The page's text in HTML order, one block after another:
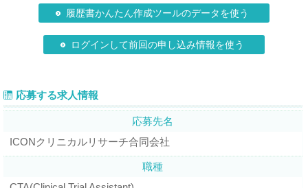
履歴書かんたん作成ツールのデータを使う
ログインして前回の申し込み情報を使う
応募する求人情報
応募先名
ICONクリニカルリサーチ合同会社
職種